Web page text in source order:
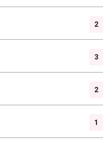
2
3
2
1